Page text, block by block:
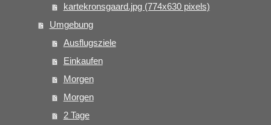
kartekronsgaard.jpg (774x630 pixels)
Umgebung
Ausflugsziele
Einkaufen
Morgen
Morgen
2 Tage